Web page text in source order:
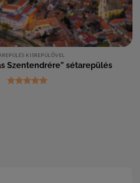
KISREPÜLŐVEL
Szentendrére” sétarepülés